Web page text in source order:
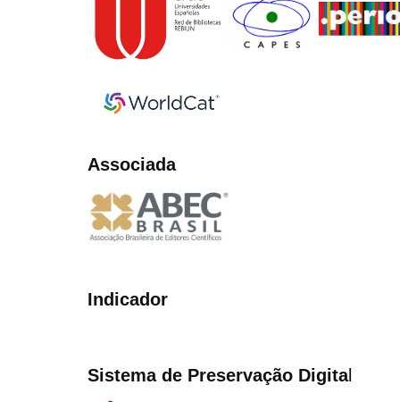
Associada
Indicador
Sistema de Preservação Digital